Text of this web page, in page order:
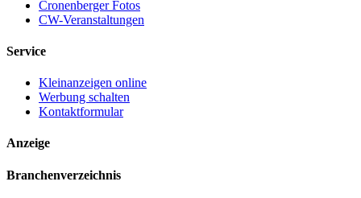
Cronenberger Fotos
CW-Veranstaltungen
Service
Kleinanzeigen online
Werbung schalten
Kontaktformular
Anzeige
Branchenverzeichnis